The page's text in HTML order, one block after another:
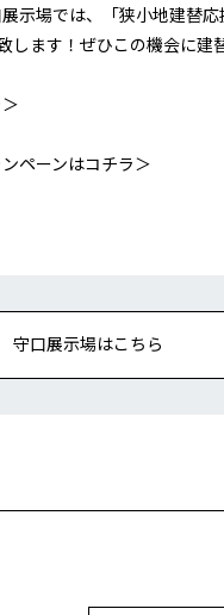
示場では、「狭小地建替
します！ぜひこの機会に建
ペーンはコチラ＞
守口展示場はこちら